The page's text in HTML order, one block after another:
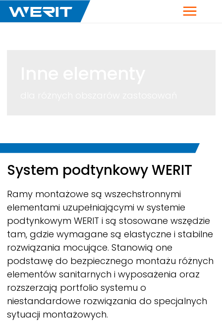
Menu
Breadcrumb
System podtynkowyWERIT
Ramy montażowe są wszechstronnymi
elementami uzupełniającymi w systemie
podtynkowym WERIT i są stosowane wszędzie
tam, gdzie wymagane są elastyczne i stabilne
rozwiązania mocujące. Stanowią one
podstawę do bezpiecznego montażu różnych
elementów sanitarnych i wyposażenia oraz
rozszerzają portfolio systemu o
niestandardowe rozwiązania do specjalnych
sytuacji montażowych.